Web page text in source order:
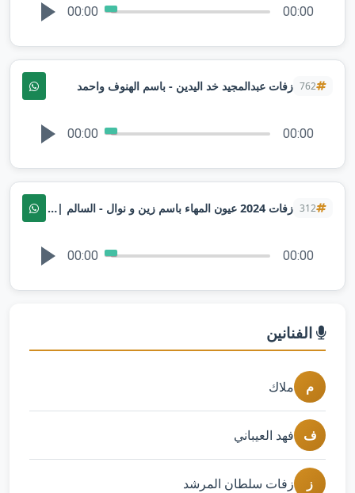
00:00 00:00
762 زفات عبدالمجيد خد اليدين - باسم الهنوف واحمد
00:00 00:00
312 زفات 2024 عيون المهاء باسم زين و نوال - السالم | تنفيذها بالاسماء
00:00 00:00
الفنانين
م ملاك
ف فهد العيباني
ز زفات سلطان المرشد